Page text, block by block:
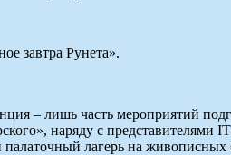
завтра Рунета».
– лишь часть мероприятий
наряду с представителями
лагерь на живописных